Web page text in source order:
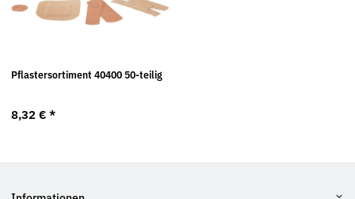
Pflastersortiment 40400 50-teilig
8,32 € *